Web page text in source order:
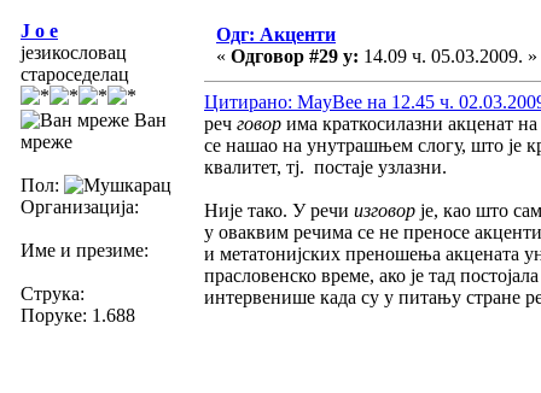
J o e
језикословац
староседелац
Ван
мреже
Пол:
Организација:
Име и презиме:
Струка:
Поруке: 1.688
Одг: Акценти
« Одговор #29 у: 14.09 ч. 05.03.2009. »
Цитирано: MayBee на 12.45 ч.
реч говор има краткосилазни акценат
се нашао на унутрашњем слогу, што је
квалитет, тј. постаје узлазни.
Није тако. У речи изговор је, као што
у оваквим речима се не преносе
и метатонијских преношења акцената
прасловенско време, ако је тад
интервенише када су у питању стране